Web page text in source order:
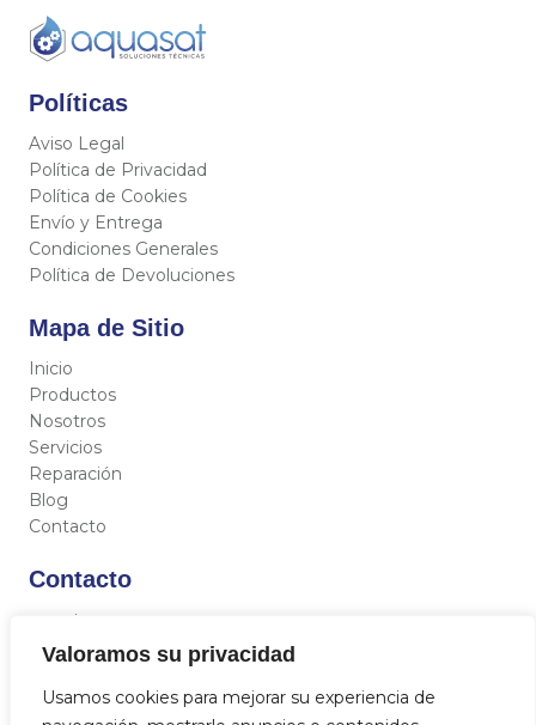
Valoramos su privacidad
Usamos cookies para mejorar su experiencia de
Políticas
Aviso Legal
Política de Privacidad
Política de Cookies
Envío y Entrega
Condiciones Generales
Política de Devoluciones
Mapa de Sitio
Inicio
Productos
Nosotros
Servicios
Reparación
Blog
Contacto
Contacto
C/ Miguel Hernández 12, 46717 - La Font d’En Carròs
(Valencia)
684 712 329